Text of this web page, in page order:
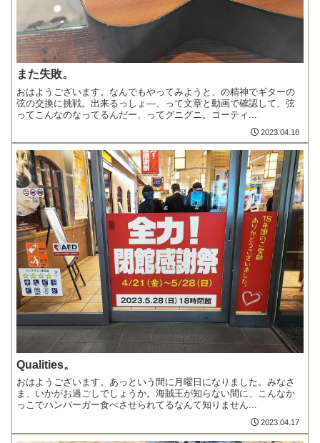
また失敗。
おはようございます。なんでもやってみようと、の精神でギターの
弦の交換に挑戦。出来るっしょ―、って文章と動画で確認して、弦
ってこんなのなってるんだー、ってグニグニ。コーティ...
2023.04.18
Qualities。
おはようございます。あっという間に月曜日になりました。みなさ
ま、いかがお過ごしでしょうか。海賊王が知らない間に、こんなか
っこでハンバーガー食べさせられてるなんて知りません...
2023.04.17